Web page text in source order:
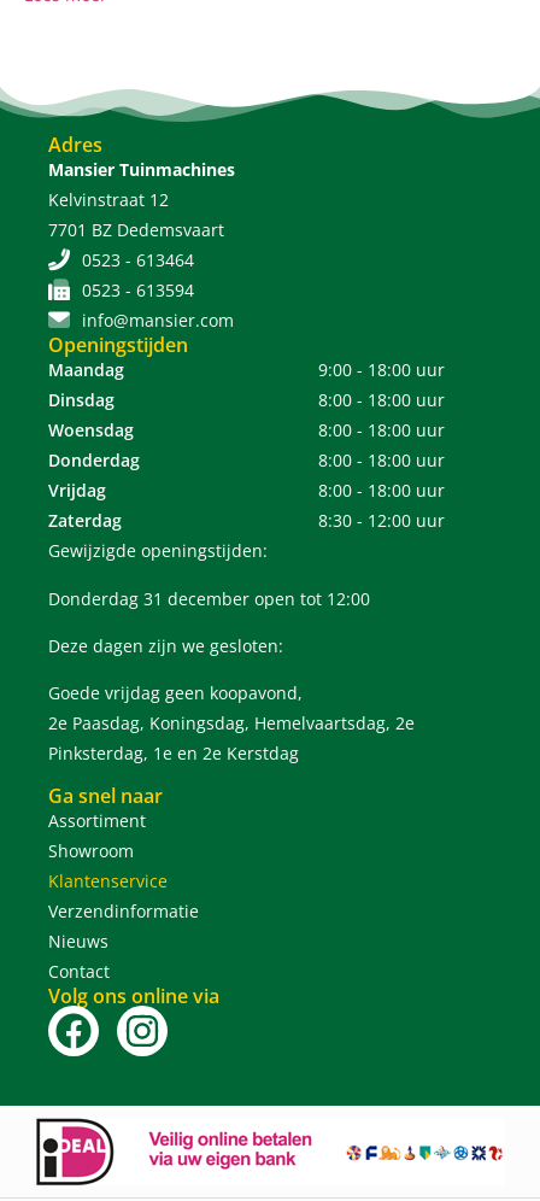
Adres
Mansier Tuinmachines
Kelvinstraat 12
7701 BZ Dedemsvaart
0523 - 613464
0523 - 613594
info@mansier.com
Openingstijden
Maandag
9:00 - 18:00 uur
Dinsdag
8:00 - 18:00 uur
Woensdag
8:00 - 18:00 uur
Donderdag
8:00 - 18:00 uur
Vrijdag
8:00 - 18:00 uur
Zaterdag
8:30 - 12:00 uur
Gewijzigde openingstijden:
Donderdag 31 december open tot 12:00
Deze dagen zijn we gesloten:
Goede vrijdag geen koopavond,
2e Paasdag, Koningsdag, Hemelvaartsdag, 2e
Pinksterdag, 1e en 2e Kerstdag
Ga snel naar
Assortiment
Showroom
Klantenservice
Verzendinformatie
Nieuws
Contact
Volg ons online via